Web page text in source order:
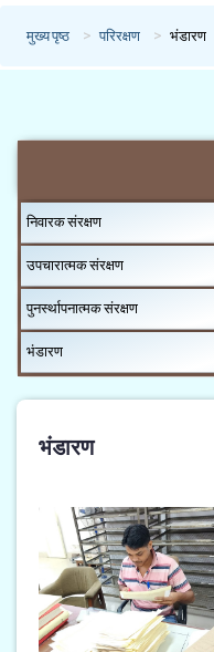
मुख्य पृष्ठ परिरक्षण भंडारण
भंडारण
निवारक संरक्षण
उपचारात्मक संरक्षण
पुनर्स्थापनात्मक संरक्षण
भंडारण